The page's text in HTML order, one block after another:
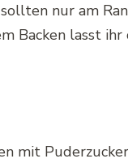
nur am
Backen lasst
mit